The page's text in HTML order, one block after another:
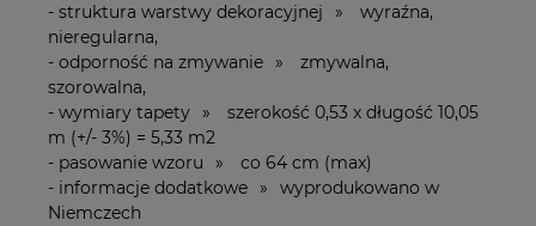
- struktura warstwy dekoracyjnej » wyraźna,
nieregularna,
- odporność na zmywanie » zmywalna,
szorowalna,
- wymiary tapety » szerokość 0,53 x długość 10,05
m (+/- 3%) = 5,33 m2
- pasowanie wzoru » co 64 cm (max)
- informacje dodatkowe » wyprodukowano w
Niemczech